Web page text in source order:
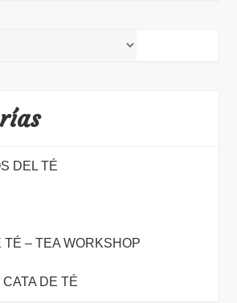
DEL TÉ
TÉ – TEA WORKSHOP
DE TÉ